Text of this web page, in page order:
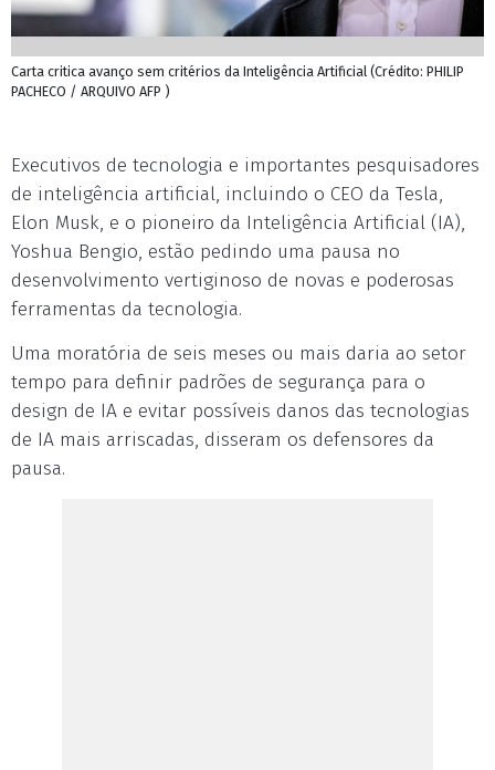
Carta critica avanço sem critérios da Inteligência Artificial (Crédito: PHILIP
PACHECO / ARQUIVO AFP )
Executivos de tecnologia e importantes pesquisadores
de inteligência artificial, incluindo o CEO da Tesla,
Elon Musk, e o pioneiro da Inteligência Artificial (IA),
Yoshua Bengio, estão pedindo uma pausa no
desenvolvimento vertiginoso de novas e poderosas
ferramentas da tecnologia.
Uma moratória de seis meses ou mais daria ao setor
tempo para definir padrões de segurança para o
design de IA e evitar possíveis danos das tecnologias
de IA mais arriscadas, disseram os defensores da
pausa.